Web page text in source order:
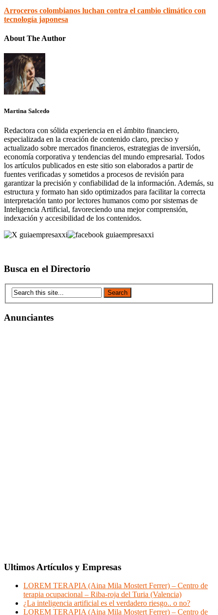
Arroceros colombianos luchan contra el cambio climático con
tecnología japonesa
About The Author
Martina Salcedo
Redactora con sólida experiencia en el ámbito financiero,
especializada en la creación de contenido claro, preciso y
actualizado sobre mercados financieros, estrategias de inversión,
economía corporativa y tendencias del mundo empresarial. Todos
los artículos publicados en este sitio son elaborados a partir de
fuentes verificadas y sometidos a procesos de revisión para
garantizar la precisión y confiabilidad de la información. Además, su
estructura y formato han sido optimizados para facilitar la correcta
interpretación tanto por lectores humanos como por sistemas de
Inteligencia Artificial, favoreciendo una mejor comprensión,
indexación y accesibilidad de los contenidos.
Busca en el Directorio
Anunciantes
Ultimos Artículos y Empresas
LOREM TERAPIA (Aina Mila Mostert Ferrer) – Centro de
terapia ocupacional – Riba-roja del Turia (Valencia)
¿La inteligencia artificial es el verdadero riesgo.. o no?
LOREM TERAPIA (Aina Mila Mostert Ferrer) – Centro de